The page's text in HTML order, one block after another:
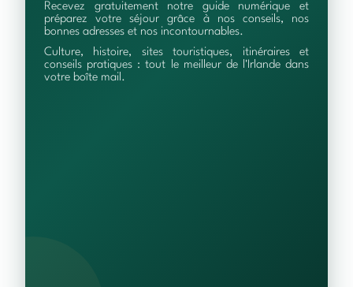
Recevez gratuitement notre guide numérique et
préparez votre séjour grâce à nos conseils, nos
bonnes adresses et nos incontournables.
Culture, histoire, sites touristiques, itinéraires et
conseils pratiques : tout le meilleur de l'Irlande dans
votre boîte mail.